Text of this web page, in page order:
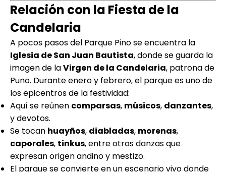
Relación con la Fiesta de la
Candelaria
A pocos pasos del Parque Pino se encuentra la
Iglesia de San Juan Bautista, donde se guarda la
imagen de laVirgen de la Candelaria, patrona de
Puno. Durante enero y febrero, el parque es uno de
los epicentros de la festividad:
Aquí se reúnen comparsas, músicos, danzantes,
y devotos.
Se tocan huayños, diabladas, morenas,
caporales, tinkus, entre otras danzas que
expresan origen andino y mestizo.
El parque se convierte en un escenario vivo donde